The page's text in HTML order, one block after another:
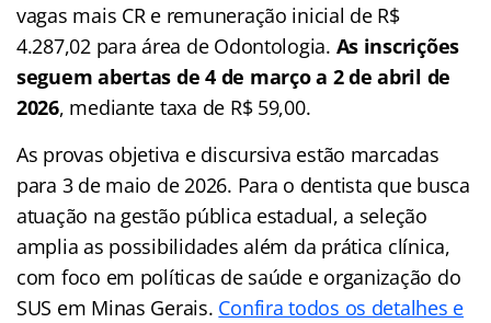
vagas mais CR e remuneração inicial de R$
4.287,02 para área de Odontologia. As inscrições
seguem abertas de 4 de março a 2 de abril de
2026, mediante taxa de R$ 59,00.
As provas objetiva e discursiva estão marcadas
para 3 de maio de 2026. Para o dentista que busca
atuação na gestão pública estadual, a seleção
amplia as possibilidades além da prática clínica,
com foco em políticas de saúde e organização do
SUS em Minas Gerais. Confira todos os detalhes e